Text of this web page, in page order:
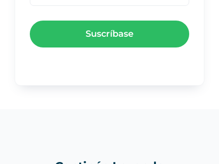
Suscríbase